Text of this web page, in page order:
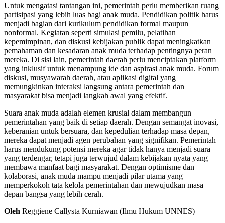
Untuk mengatasi tantangan ini, pemerintah perlu memberikan ruang
partisipasi yang lebih luas bagi anak muda. Pendidikan politik harus
menjadi bagian dari kurikulum pendidikan formal maupun
nonformal. Kegiatan seperti simulasi pemilu, pelatihan
kepemimpinan, dan diskusi kebijakan publik dapat meningkatkan
pemahaman dan kesadaran anak muda terhadap pentingnya peran
mereka. Di sisi lain, pemerintah daerah perlu menciptakan platform
yang inklusif untuk menampung ide dan aspirasi anak muda. Forum
diskusi, musyawarah daerah, atau aplikasi digital yang
memungkinkan interaksi langsung antara pemerintah dan
masyarakat bisa menjadi langkah awal yang efektif.
Suara anak muda adalah elemen krusial dalam membangun
pemerintahan yang baik di setiap daerah. Dengan semangat inovasi,
keberanian untuk bersuara, dan kepedulian terhadap masa depan,
mereka dapat menjadi agen perubahan yang signifikan. Pemerintah
harus mendukung potensi mereka agar tidak hanya menjadi suara
yang terdengar, tetapi juga terwujud dalam kebijakan nyata yang
membawa manfaat bagi masyarakat. Dengan optimisme dan
kolaborasi, anak muda mampu menjadi pilar utama yang
memperkokoh tata kelola pemerintahan dan mewujudkan masa
depan bangsa yang lebih cerah.
Oleh Reggiene Callysta Kurniawan (Ilmu Hukum UNNES)